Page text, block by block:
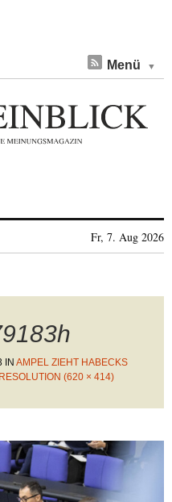
Menü
Fr, 7. Aug 2026
IN AMPEL ZIEHT HABECKS
(620 × 414)